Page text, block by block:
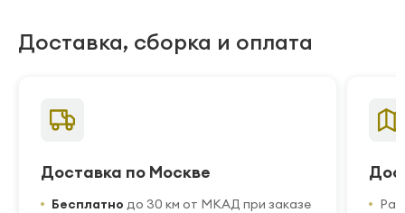
Доставка, сборка и оплата
Доставка по Москве
Бесплатно до 30 км от МКАД при заказе